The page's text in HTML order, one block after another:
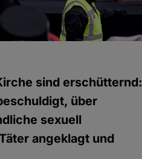
sind erschütternd:
über
sexuell
angeklagt und